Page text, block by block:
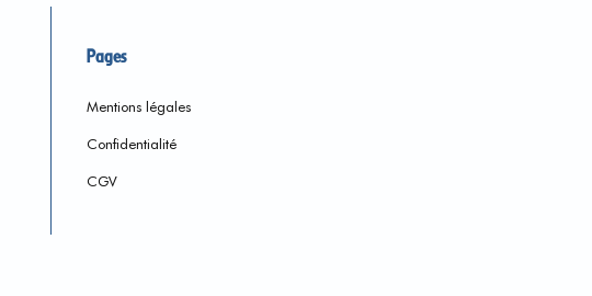
Pages
Mentions légales
Confidentialité
CGV